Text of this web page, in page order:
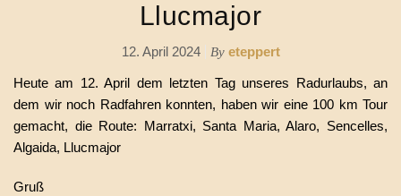
Llucmajor
12. April 2024 By eteppert
Heute am 12. April dem letzten Tag unseres Radurlaubs, an
dem wir noch Radfahren konnten, haben wir eine 100 km Tour
gemacht, die Route: Marratxi, Santa Maria, Alaro, Sencelles,
Algaida, Llucmajor
Gruß